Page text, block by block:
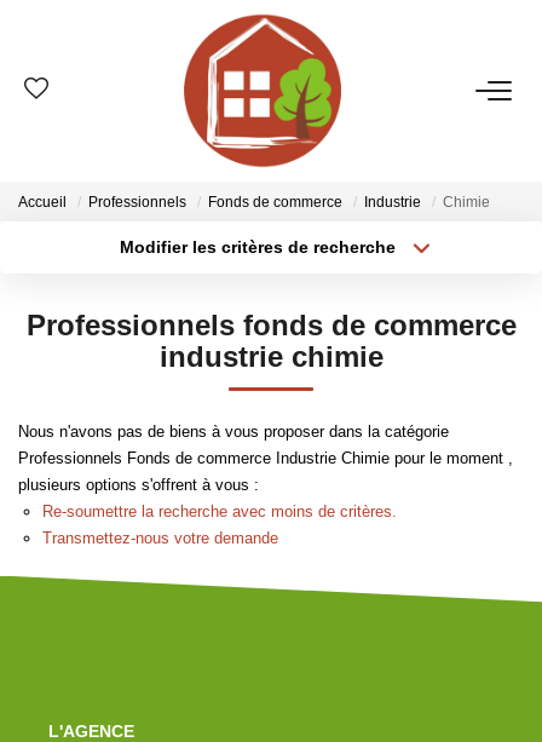
VENTES
ESTIMATION
GESTION
Qui Sommes-Nous ?
Nos Agences
Notre Équipe
Nos Actualités
Accueil Professionnels Fonds de commerce Industrie Chimie
Modifier les critères de recherche
Sélectionnez...
Type de bien
Surface min
Créer une alerte
Professionnels fonds de commerce
industrie chimie
Nous n'avons pas de biens à vous proposer dans la catégorie
Professionnels Fonds de commerce Industrie Chimie pour le moment ,
plusieurs options s'offrent à vous :
Re-soumettre la recherche avec moins de critères.
Transmettez-nous votre demande
L'AGENCE